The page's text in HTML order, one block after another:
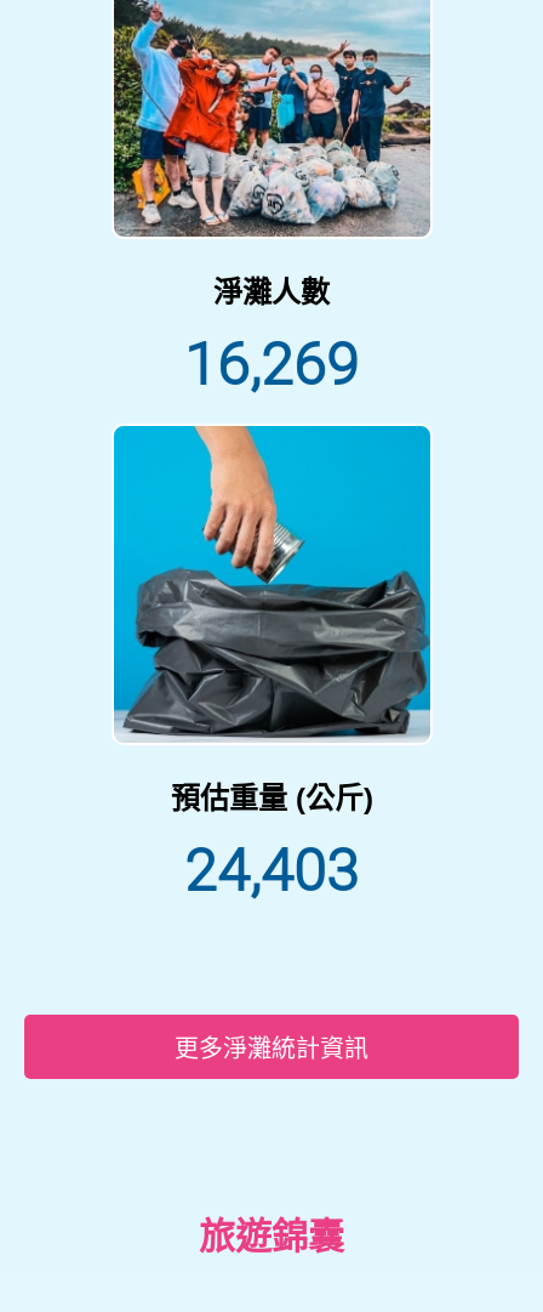
淨灘人數
16,269
預估重量 (公斤)
24,403
更多淨灘統計資訊
旅遊錦囊